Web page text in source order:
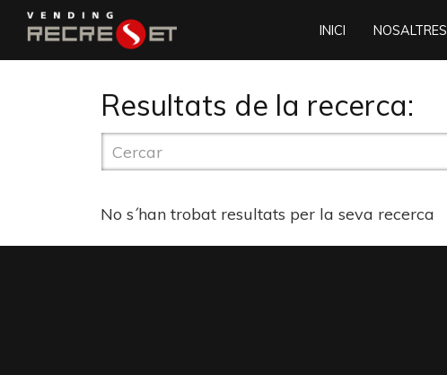
INICI NOSALTRES
Resultats de la recerca:
No s´han trobat resultats per la seva recerca